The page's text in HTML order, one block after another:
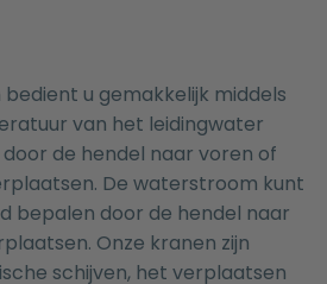
u gemakkelijk middels
van het leidingwater
de hendel naar voren of
De waterstroom kunt
bepalen door de hendel naar
Onze kranen zijn
schijven, het verplaatsen